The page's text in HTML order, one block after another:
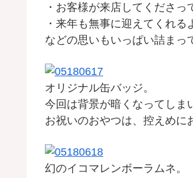
・お客様が来店してくださっ
・来年も無事に迎えてくれる
などの思いもいっぱい詰まっ
オリジナル缶バッジ。
今回は背景が暗くなってしま
お祝いのおやつは、控えめに
幻のイコマレンボーラムネ。